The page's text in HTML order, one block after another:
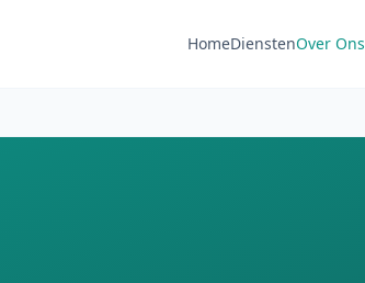
HomeDienstenOver Ons